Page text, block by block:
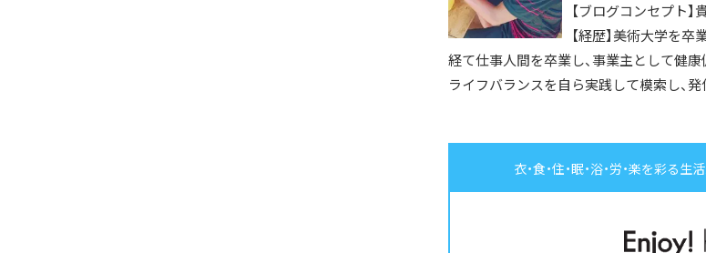
【ブログコンセプト
【経歴】美術大学を
経て仕事人間を卒業し、事業主として健
ライフバランスを自ら実践して模索し、
衣・食・住・眠・浴・労・楽を彩